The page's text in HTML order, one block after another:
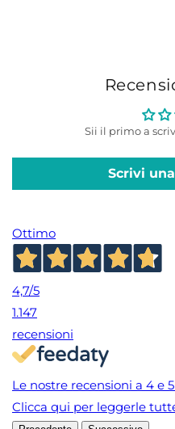
Sii il primo a
Scrivi
Ottimo
4,7/5
1.147
recensioni
Le nostre recensioni a 4 e
Clicca qui per leggerle